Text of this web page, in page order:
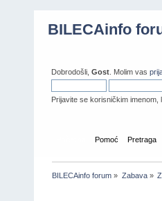
BILECAinfo
Dobrodošli, Gost . Molim vas
Prijavite se korisničkim imenom,
Pomoć Pretraga
BILECAinfo forum » Zabava»